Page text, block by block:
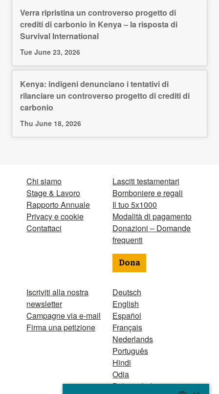
Verra ripristina un controverso progetto di
crediti di carbonio in Kenya – la risposta di
Survival International
Tue June 23, 2026
Kenya: indigeni denunciano i tentativi di
rilanciare un controverso progetto di crediti di
carbonio
Thu June 18, 2026
Chi siamo
Stage & Lavoro
Rapporto Annuale
Privacy e cookie
Contattaci
Iscriviti alla nostra
newsletter
Campagne via e-mail
Firma una petizione
Lasciti testamentari
Bomboniere e regali
Il tuo 5x1000
Modalità di pagamento
Donazioni – Domande
frequenti
Dona
Deutsch
English
Español
Français
Nederlands
Português
Hindi
Odia
Bahasa Indonesia